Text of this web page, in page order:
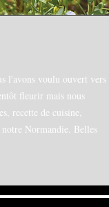
l'avons voulu ouvert vers
fleurir mais nous
recette de cuisine,
Normandie. Belles